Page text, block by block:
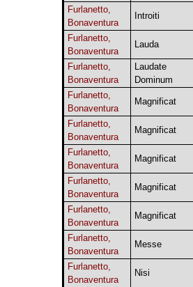
Furlanetto,
Bonaventura
Introiti
Furlanetto,
Bonaventura
Lauda
Furlanetto,
Bonaventura
Laudate
Dominum
Furlanetto,
Bonaventura
Magnificat
Furlanetto,
Bonaventura
Magnificat
Furlanetto,
Bonaventura
Magnificat
Furlanetto,
Bonaventura
Magnificat
Furlanetto,
Bonaventura
Magnificat
Furlanetto,
Bonaventura
Messe
Furlanetto,
Bonaventura
Nisi